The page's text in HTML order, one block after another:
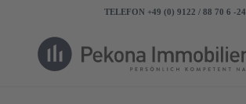
TELEFON +49 (0) 9122 / 88 70 6 -24